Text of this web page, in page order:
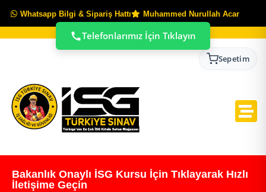
Whatsapp Bilgi & Sipariş Hattı Muhammed Nurullah Acar
Sepetim
Bakanlık Onaylı İSG Kursu İçin Tıklayarak Hızlı
İletişime Geçin
Telefonlarımız İçin Tıklayın